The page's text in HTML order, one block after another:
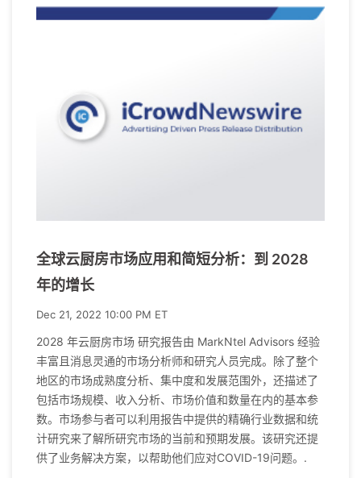
全球云厨房市场应用和简短分析：到 2028
年的增长
Dec 21, 2022 10:00 PM ET
2028 年云厨房市场 研究报告由 MarkNtel Advisors 经验
丰富且消息灵通的市场分析师和研究人员完成。除了整个
地区的市场成熟度分析、集中度和发展范围外，还描述了
包括市场规模、收入分析、市场价值和数量在内的基本参
数。市场参与者可以利用报告中提供的精确行业数据和统
计研究来了解所研究市场的当前和预期发展。该研究还提
供了业务解决方案，以帮助他们应对COVID-19问题。.